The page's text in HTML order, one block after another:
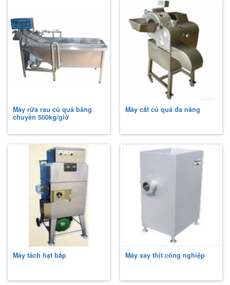
Máy rửa rau củ quả băng
chuyền 500kg/giờ
Máy cắt củ quả đa năng
Máy tách hạt bắp Máy xay thịt công nghiệp